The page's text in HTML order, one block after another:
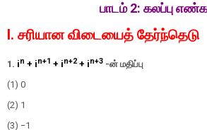
பாடம் 2: கலப்பு
I. சரியான விடையைத் தேர்ந்தெடு
1. in + in+1 + in+2 + in+3 -ன் மதிப்பு
(1) 0
(2) 1
(3) −1